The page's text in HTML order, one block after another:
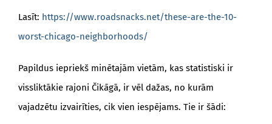
Lasīt: https://www.roadsnacks.net/these-are-the-10-
worst-chicago-neighborhoods/
Papildus iepriekš minētajām vietām, kas statistiski ir
vissliktākie rajoni Čikāgā, ir vēl dažas, no kurām
vajadzētu izvairīties, cik vien iespējams. Tie ir šādi: